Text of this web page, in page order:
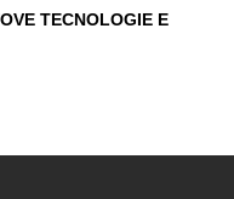
TECNOLOGIE E